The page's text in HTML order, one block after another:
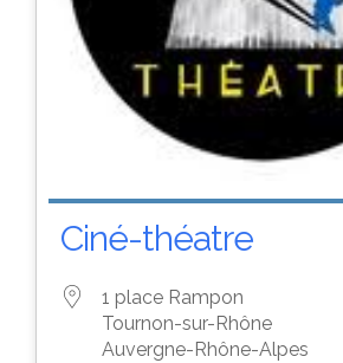
Ciné-théatre
1 place Rampon
Tournon-sur-Rhône
Auvergne-Rhône-Alpes